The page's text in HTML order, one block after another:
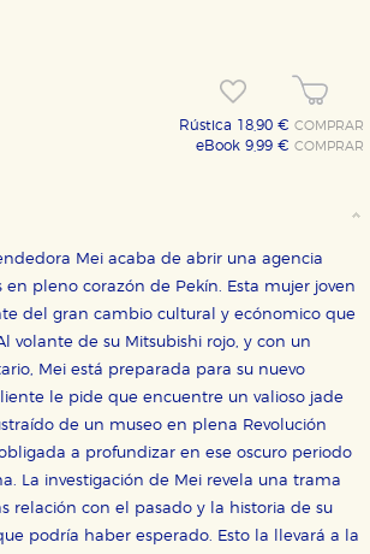
Rústica 18,90 €COMPRAR
eBook 9,99 €COMPRAR
Mei acaba de abrir una agencia
en pleno corazón de Pekín. Esta mujer joven
del gran cambio cultural y ecónomico que
volante de su Mitsubishi rojo, y con un
Mei está preparada para su nuevo
le pide que encuentre un valioso jade
de un museo en plena Revolución
a profundizar en ese oscuro periodo
La investigación de Mei revela una trama
relación con el pasado y la historia de su
podría haber esperado. Esto la llevará a la